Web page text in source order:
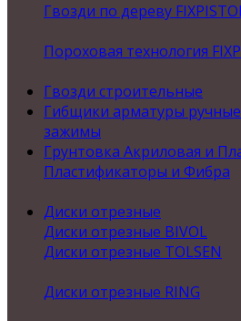
Гвозди по дереву
Пороховая технология
Гвозди строительные
Гибщики арматуры
зажимы
Грунтовка Акриловая и
Пластификаторы и Фибра
Диски отрезные
Диски отрезные BIVOL
Диски отрезные TOLSEN
Диски отрезные RING